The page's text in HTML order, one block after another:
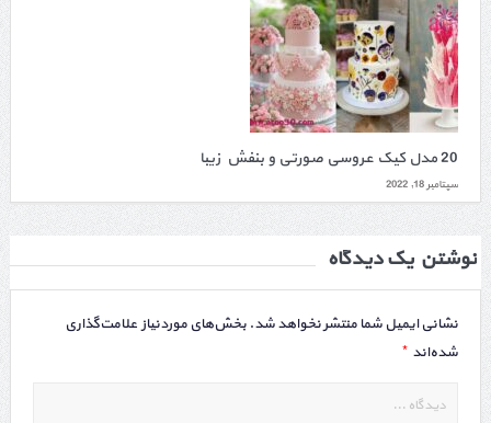
20 مدل کیک عروسی صورتی و بنفش زیبا
سپتامبر 18, 2022
نوشتن یک دیدگاه
نشانی ایمیل شما منتشر نخواهد شد. بخش‌های موردنیاز علامت‌گذاری
شده‌اند *